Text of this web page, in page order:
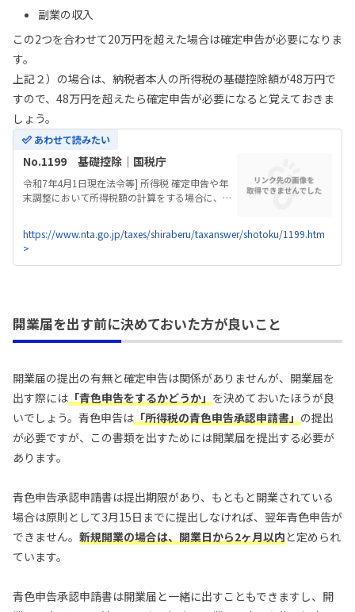
副業の収入
この2つを合わせて20万円を超えた場合は確定申告が必要になりま
す。
上記２）の場合は、納税者本人の所得税の基礎控除額が48万円で
すので、48万円を超えたら確定申告が必要になると覚えておきま
しょう。
あわせて読みたい
No.1199 基礎控除｜国税庁
令和7年4月1日現在法令等] 所得税 確定申告や年
末調整において所得税額の計算をする場合に、総
人の 合計所得金額 に応じてそれぞれ次のとおりと
なります。 (注１) 令和７年分の上記規定は、令和
７年12月１日に施行されます。施行日前の適用関
和７年11月30日以前に、令和７年分の所得税の死
亡又は出国に伴う準確定申告書の提出をする方
提出された準確定申告書については、令和７年12
月１日以後、更正の請求により改正後の基礎控除
の金額を適用することができます。 (注３) 令和７
年分以後の基礎控除の金額は、居住者でない場
合、58万円が最高額となります。 (注４) 令和元年
分以前の基礎控除の金額は、納税者本人の合計所
申告書等の様式・手引き等 ◆各種様式 ・ 申告
書・申告書付表と税額計算書等 一覧（申告所得
税） ◆ 確定申告書等作成コーナー 画面の案内に
沿って金額等を入力することによりご自宅等で確
定申告書等の作成・提出ができます。 必要な付表
ター等で行っていますので、 税についての相談窓
https://www.nta.go.jp/taxes/shiraberu/taxanswer/shotoku/1199.htm
>
開業届を出す前に決めておいた方が良いこと
開業届の提出の有無と確定申告は関係がありませんが、開業届を
出す際には 「青色申告をするかどうか」 を決めておいたほうが良
いでしょう。青色申告は 「所得税の青色申告承認申請書」 の提出
が必要ですが、この書類を出すためには開業届を提出する必要が
あります。
青色申告承認申請書は提出期限があり、もともと開業されている
場合は原則として3月15日までに提出しなければ、翌年青色申告が
できません。 新規開業の場合は、開業日から2ヶ月以内 と定められ
ています。
青色申告承認申請書は開業届と一緒に出すこともできますし、開